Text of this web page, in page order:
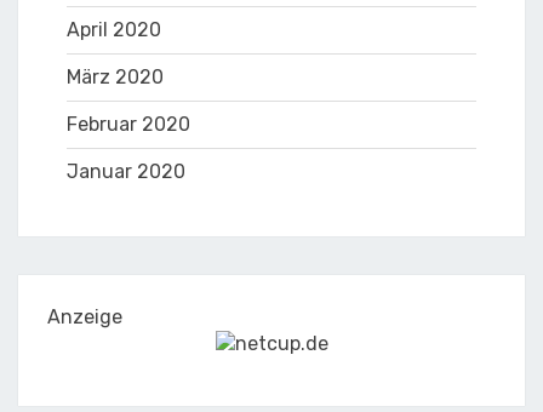
April 2020
März 2020
Februar 2020
Januar 2020
Anzeige